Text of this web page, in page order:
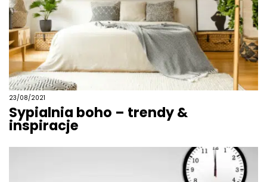
23/08/2021
Sypialnia boho – trendy &
inspiracje